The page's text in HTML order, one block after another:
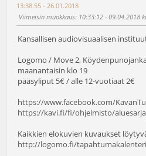
13:38:55 - 26.01.2018
Viimeisin muokkaus: 10:33:12 - 09.04.2018
Kansallisen audiovisuaalisen
Logomo / Move 2,
maanantaisin klo 19
pääsyliput 5€ / alle 12-vuotiaat 2€
https://www.facebook.com/
https://kavi.fi/fi/ohjelmisto/
Kaikkien elokuvien kuvaukset
http://logomo.fi/